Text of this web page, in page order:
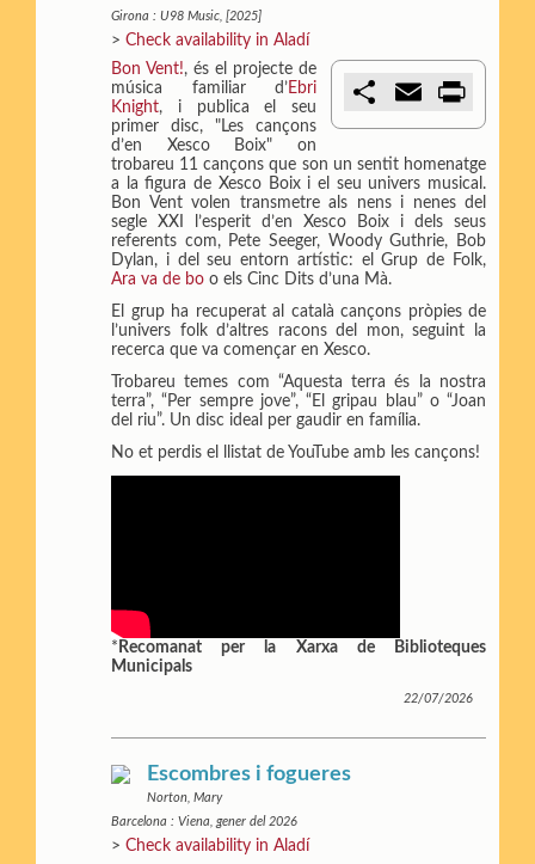
Girona : U98 Music, [2025]
>Check availability in Aladí
a
r
t
i
m
l
t
Bon Vent!, és el projecte de
música familiar d’Ebri
Knight, i publica el seu
primer disc, "Les cançons
d’en Xesco Boix" on
trobareu 11 cançons que son un sentit homenatge
a la figura de Xesco Boix i el seu univers musical.
Bon Vent volen transmetre als nens i nenes del
segle XXI l’esperit d’en Xesco Boix i dels seus
referents com, Pete Seeger, Woody Guthrie, Bob
Dylan, i del seu entorn artístic: el Grup de Folk,
Ara va de bo o els Cinc Dits d’una Mà.
El grup ha recuperat al català cançons pròpies de
l’univers folk d’altres racons del mon, seguint la
recerca que va començar en Xesco.
Trobareu temes com “Aquesta terra és la nostra
terra”, “Per sempre jove”, “El gripau blau” o “Joan
del riu”. Un disc ideal per gaudir en família.
No et perdis el llistat de YouTube amb les cançons!
* Recomanat per la Xarxa de Biblioteques
Municipals
22/07/2026
Escombres i fogueres
Norton, Mary
Barcelona : Viena, gener del 2026
>Check availability in Aladí